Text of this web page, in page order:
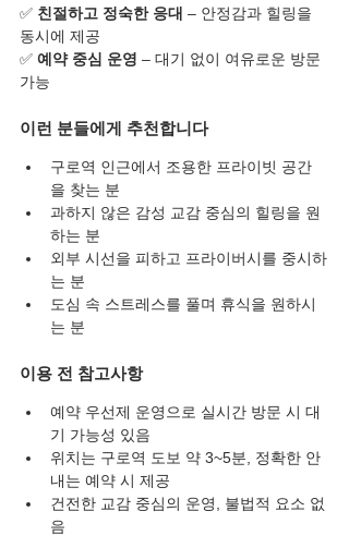
✅ 친절하고 정숙한 응대 – 안정감과 힐링을
동시에 제공
✅ 예약 중심 운영 – 대기 없이 여유로운 방문
가능
이런 분들에게 추천합니다
구로역 인근에서 조용한 프라이빗 공간
을 찾는 분
과하지 않은 감성 교감 중심의 힐링을 원
하는 분
외부 시선을 피하고 프라이버시를 중시하
는 분
도심 속 스트레스를 풀며 휴식을 원하시
는 분
이용 전 참고사항
예약 우선제 운영으로 실시간 방문 시 대
기 가능성 있음
위치는 구로역 도보 약 3~5분, 정확한 안
내는 예약 시 제공
건전한 교감 중심의 운영, 불법적 요소 없
음